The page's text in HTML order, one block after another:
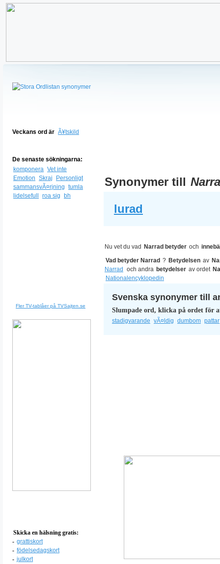
Veckans ord är Ã¥tskild
De senaste sökningarna:
komponera Vet inte
Emotion Skraj
Personligt
sammansvÃ¤rjning tumla
lidelsefull
roa sig bh
Fler TV-tablåer på TVSajten.se
Skicka en hälsning gratis:
- grattiskort
- födelsedagskort
- julkort
Synonymer till
lurad
Nu vet du vad Narrad betyder och
Vad betyder Narrad ? Betydelsen av
Narrad
och andra betydelser av ordet
Nationalencyklopedin
Svenska synonymer till
Slumpade ord, klicka på ordet för
stadigvarande vÃ¤ldig dumbom pattar